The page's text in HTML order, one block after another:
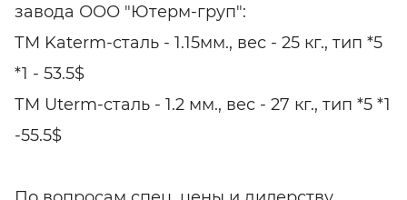
завода ООО "Ютерм-груп":
ТМ Katerm-сталь - 1.15мм., вес - 25 кг., тип *5
*1 - 53.5$
ТМ Uterm-сталь - 1.2 мм., вес - 27 кг., тип *5 *1
-55.5$